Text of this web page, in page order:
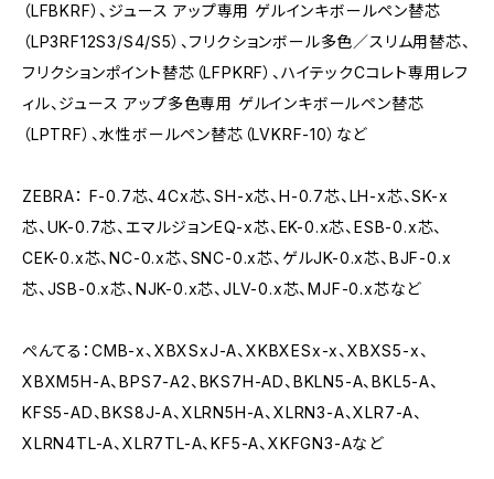
（LFBKRF）、ジュース アップ専用 ゲルインキボールペン替芯
（LP3RF12S3/S4/S5）、フリクションボール多色／スリム用替芯、
フリクションポイント替芯（LFPKRF）、ハイテックCコレト専用レフ
ィル、ジュース アップ多色専用 ゲルインキボールペン替芯
（LPTRF）、水性ボールペン替芯（LVKRF-10）など
ZEBRA： F-0.7芯、4Cx芯、SH-x芯、H-0.7芯、LH-x芯、SK-x
芯、UK-0.7芯、エマルジョンEQ-x芯、EK-0.x芯、ESB-0.x芯、
CEK-0.x芯、NC-0.x芯、SNC-0.x芯、ゲルJK-0.x芯、BJF-0.x
芯、JSB-0.x芯、NJK-0.x芯、JLV-0.x芯、MJF-0.x芯など
ぺんてる：CMB-x、XBXSxJ-A、XKBXESx-x、XBXS5-x、
XBXM5H-A、BPS7-A2、BKS7H-AD、BKLN5-A、BKL5-A、
KFS5-AD、BKS8J-A、XLRN5H-A、XLRN3-A、XLR7-A、
XLRN4TL-A、XLR7TL-A、KF5-A、XKFGN3-Aなど